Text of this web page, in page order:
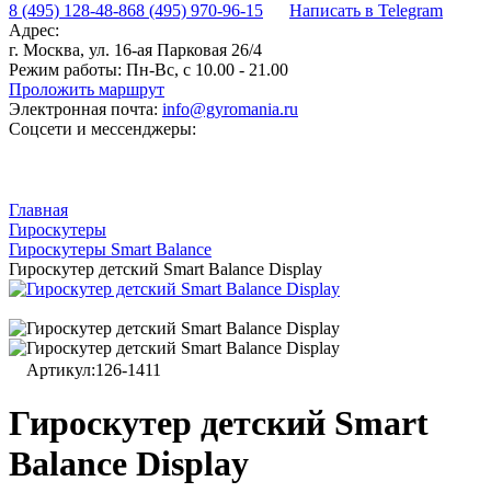
8 (495) 128-48-868 (495) 970-96-15
Написать в Telegram
Адрес:
г. Москва, ул. 16-ая Парковая 26/4
Режим работы: Пн-Вс, с 10.00 - 21.00
Проложить маршрут
Электронная почта: info@gyromania.ru
Соцсети и мессенджеры:
Главная
Гироскутеры
Гироскутеры Smart Balance
Гироскутер детский Smart Balance Display
Артикул:126-1411
Гироскутер детский Smart
Balance Display